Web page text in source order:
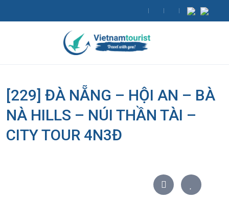
[229] ĐÀ NẴNG – HỘI AN – BÀ
NÀ HILLS – NÚI THẦN TÀI –
CITY TOUR 4N3Đ